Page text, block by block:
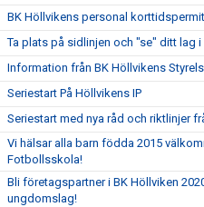
BK Höllvikens personal
Ta plats på sidlinjen och "se" ditt lag i
Information från BK Höllvikens
Seriestart På Höllvikens IP
Seriestart med nya råd och riktlinjer
Vi hälsar alla barn födda 2015
Fotbollsskola!
Bli företagspartner i BK Höllviken
ungdomslag!